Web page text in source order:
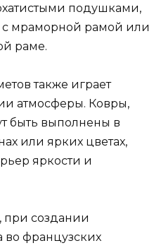
подушками,
мраморной рамой или
раме.
также играет
атмосферы. Ковры,
быть выполнены в
или ярких цветах,
яркости и
создании
во французских